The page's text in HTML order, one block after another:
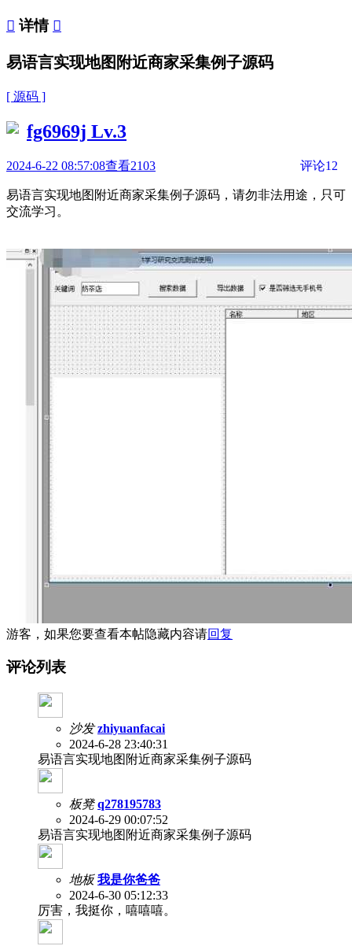
 详情 
易语言实现地图附近商家采集例子源码
[ 源码 ]
fg6969j Lv.3
2024-6-22 08:57:08查看2103 评论12
易语言实现地图附近商家采集例子源码，请勿非法用途，只可
交流学习。
游客，如果您要查看本帖隐藏内容请回复
评论列表
沙发 zhiyuanfacai
2024-6-28 23:40:31
易语言实现地图附近商家采集例子源码
板凳 q278195783
2024-6-29 00:07:52
易语言实现地图附近商家采集例子源码
地板 我是你爸爸
2024-6-30 05:12:33
厉害，我挺你，嘻嘻嘻。